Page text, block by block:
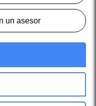
un asesor